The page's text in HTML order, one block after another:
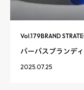
Vol.179BRAND
パーパスブランデ
2025.07.25